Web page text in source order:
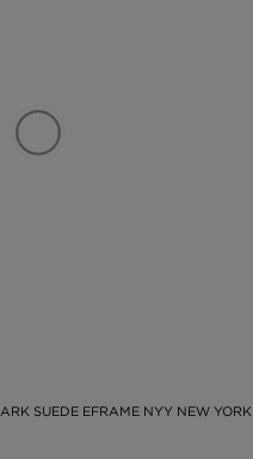
SUEDE EFRAME NYY NEW YORK